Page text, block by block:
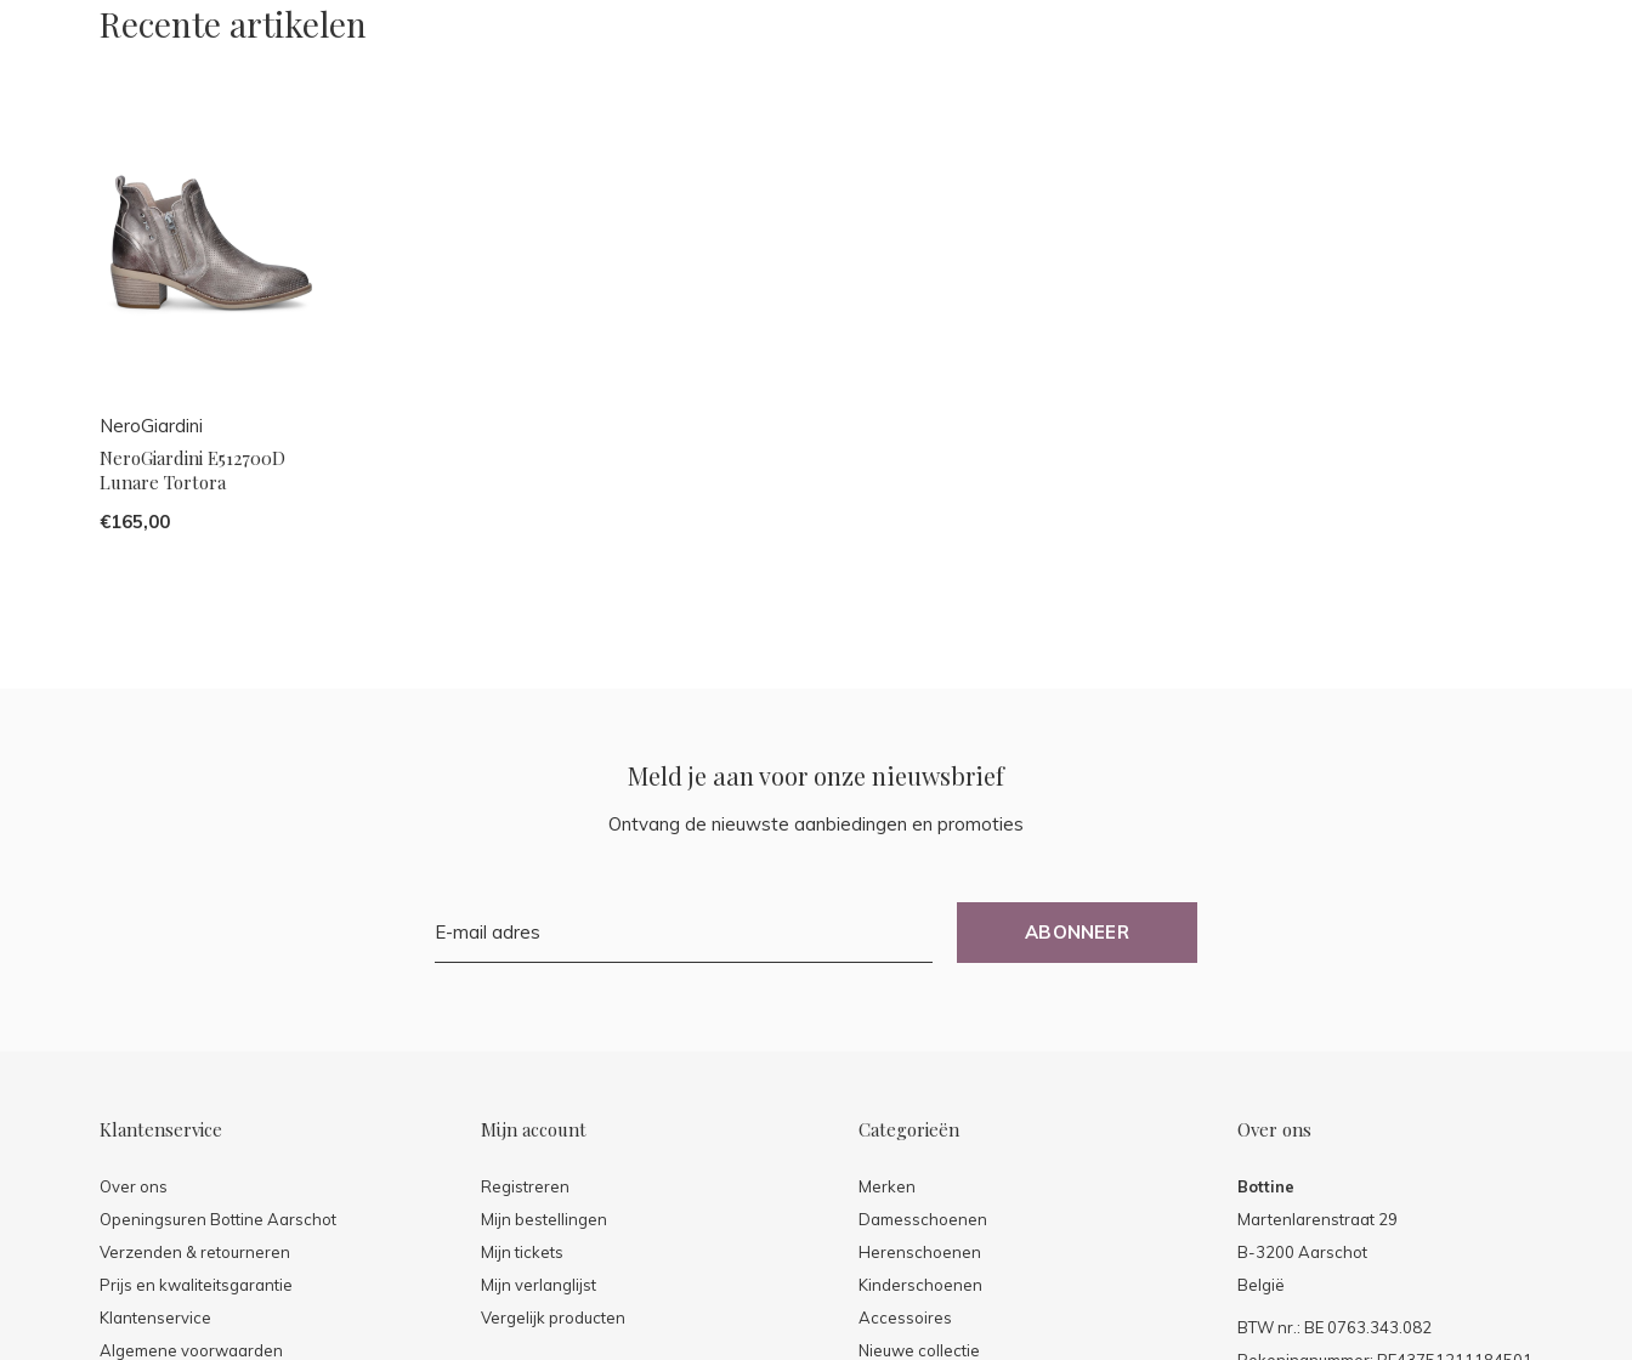
Recente artikelen
NeroGiardini
NeroGiardini E512700D
Lunare Tortora
€165,00
Meld je aan voor onze nieuwsbrief
Ontvang de nieuwste aanbiedingen en promoties
ABONNEER
Klantenservice
Over ons
Openingsuren Bottine Aarschot
Verzenden & retourneren
Prijs en kwaliteitsgarantie
Klantenservice
Algemene voorwaarden
Mijn account
Registreren
Mijn bestellingen
Mijn tickets
Mijn verlanglijst
Vergelijk producten
Categorieën
Merken
Damesschoenen
Herenschoenen
Kinderschoenen
Accessoires
Nieuwe collectie
Over ons
Bottine
Martenlarenstraat 29
B-3200 Aarschot
België
BTW nr.: BE 0763.343.082